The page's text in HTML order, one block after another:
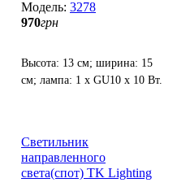
3278
970грн
Высота: 13 см; ширина: 15
см; лампа: 1 х GU10 х 10 Вт.
Светильник
направленного
света(спот) TK Lighting